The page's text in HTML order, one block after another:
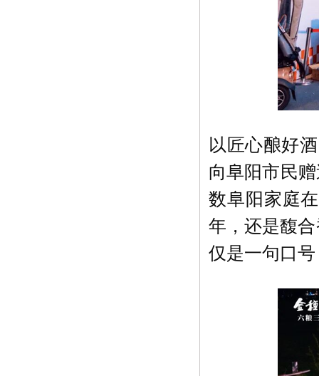
以匠心酿好
向阜阳市民
数阜阳家庭
年，还是馥
仅是一句口